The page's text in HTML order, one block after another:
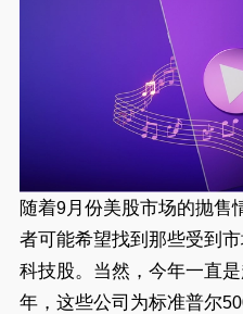
随着9月份美股市场的抛售
者可能希望找到那些受到
科技股。当然，今年一直
年，这些公司为标准普尔